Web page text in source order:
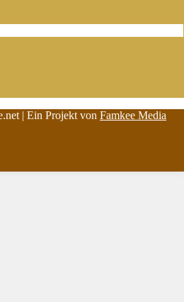
| Ein Projekt von Famkee Media